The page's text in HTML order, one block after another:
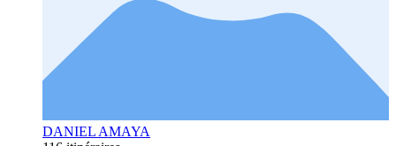
DANIEL AMAYA